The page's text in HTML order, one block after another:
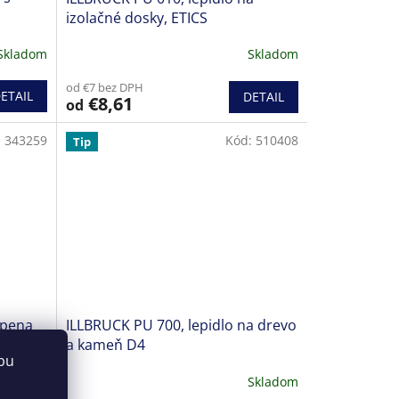
izolačné dosky, ETICS
Skladom
od €7 bez DPH
od €8,61 DETAIL
343259 Tip
ILLBRUCK PU 700, lepidlo na drevo
a kameň D4
Skladom
Kód: 510408